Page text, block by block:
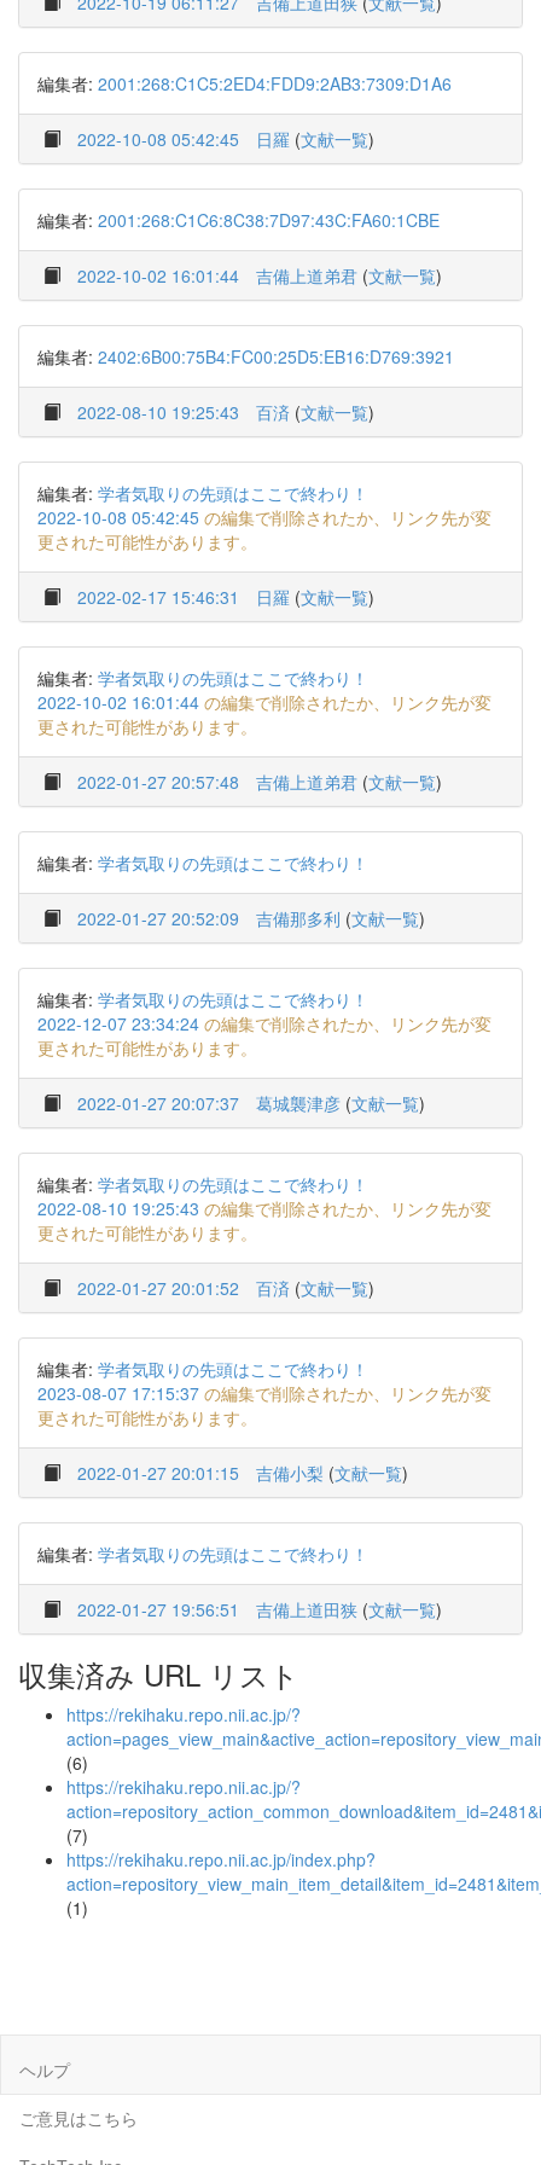
編集者: 2001:268:C1C5:2ED4:FDD9:2AB3:7309:D1A6
2022-10-08 05:42:45 日羅 (文献一覧)
編集者: 2001:268:C1C6:8C38:7D97:43C:FA60:1CBE
2022-10-02 16:01:44 吉備上道弟君 (文献一覧)
編集者: 2402:6B00:75B4:FC00:25D5:EB16:D769:3921
2022-08-10 19:25:43 百済 (文献一覧)
編集者: 学者気取りの先頭はここで終わり！
2022-10-08 05:42:45 の編集で削除されたか、リンク先が変
更された可能性があります。
2022-02-17 15:46:31 日羅 (文献一覧)
編集者: 学者気取りの先頭はここで終わり！
2022-10-02 16:01:44 の編集で削除されたか、リンク先が変
更された可能性があります。
2022-01-27 20:57:48 吉備上道弟君 (文献一覧)
編集者: 学者気取りの先頭はここで終わり！
2022-01-27 20:52:09 吉備那多利 (文献一覧)
編集者: 学者気取りの先頭はここで終わり！
2022-12-07 23:34:24 の編集で削除されたか、リンク先が変
更された可能性があります。
2022-01-27 20:07:37 葛城襲津彦 (文献一覧)
編集者: 学者気取りの先頭はここで終わり！
2022-08-10 19:25:43 の編集で削除されたか、リンク先が変
更された可能性があります。
2022-01-27 20:01:52 百済 (文献一覧)
編集者: 学者気取りの先頭はここで終わり！
2023-08-07 17:15:37 の編集で削除されたか、リンク先が変
更された可能性があります。
2022-01-27 20:01:15 吉備小梨 (文献一覧)
編集者: 学者気取りの先頭はここで終わり！
2022-01-27 19:56:51 吉備上道田狭 (文献一覧)
収集済み URL リスト
https://rekihaku.repo.nii.ac.jp/?
(6)
https://rekihaku.repo.nii.ac.jp/?
(7)
https://rekihaku.repo.nii.ac.jp/index.php?
(1)
ヘルプ
ご意見はこちら